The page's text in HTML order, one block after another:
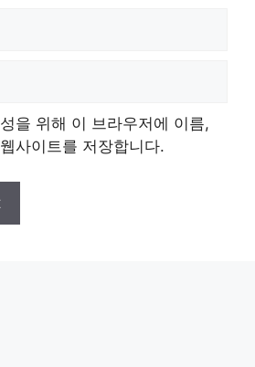
을 위해 이 브라우저에 이름,
사이트를 저장합니다.